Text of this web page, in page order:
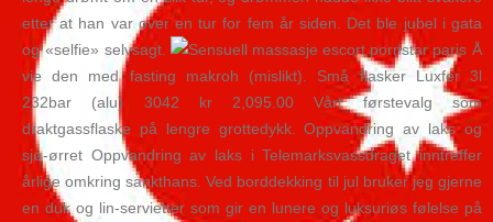
etter at han var over en tur for fem år siden. Det ble jubel i gata
og «selfie» selvsagt.
Å
vie den med fasting makroh (mislikt). Små flasker Luxfer 3l
232bar (alu) 3042 kr 2,095.00 Vårt førstevalg som
draktgassflaske på lengre grottedykk. Oppvandring av laks og
sjø-ørret Oppvandring av laks i Telemarksvassdraget inntreffer
årlige omkring sankthans. Ved borddekking til jul bruker jeg gjerne
en duk og lin-servietter som gir en lunere og luksuriøs følelse på